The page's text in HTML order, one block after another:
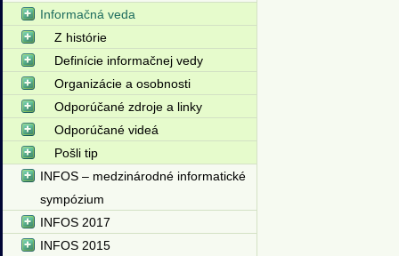
Informačná veda
Z histórie
Definície informačnej vedy
Organizácie a osobnosti
Odporúčané zdroje a linky
Odporúčané videá
Pošli tip
INFOS – medzinárodné informatické
sympózium
INFOS 2017
INFOS 2015